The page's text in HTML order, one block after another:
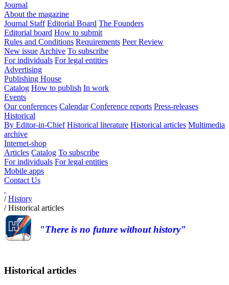
Journal
About the magazine
Journal Staff Editorial Board The Founders
Editorial board How to submit
Rules and Conditions Requirements Peer Review
New issue Archive To subscribe
For individuals For legal entities
Advertising
Publishing House
Catalog How to publish In work
Events
Our conferences Calendar Conference reports Press-releases
Historical
By Editor-in-Chief Historical literature Historical articles Multimedia
archive
Internet-shop
Articles Catalog To subscribe
For individuals For legal entities
Mobile apps
Contact Us
/History
/Historical articles
"There is no future without history"
Historical articles